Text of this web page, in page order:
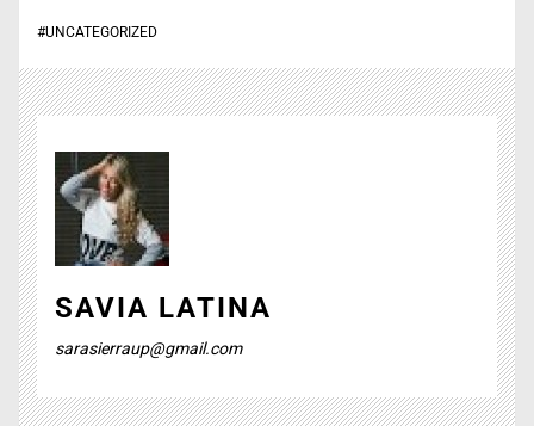
#UNCATEGORIZED
SAVIA LATINA
sarasierraup@gmail.com